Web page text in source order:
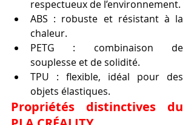
respectueux de l’environnement.
ABS : robuste et résistant à la
chaleur.
PETG : combinaison de
souplesse et de solidité.
TPU : flexible, idéal pour des
objets élastiques.
Propriétés distinctives du